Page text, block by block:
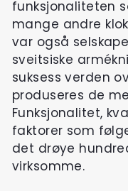
funksjonaliteten
mange andre
var også
sveitsiske
suksess verden
produseres de
Funksjonalitet,
faktorer som
det drøye
virksomme.